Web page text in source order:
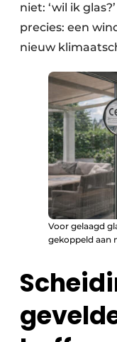
niet: ‘wil ik
precies: een
nieuw
Voor gelaagd
gekoppeld aan